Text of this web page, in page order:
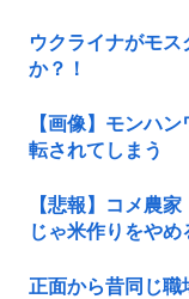
ウクライナがモ
か？！
【画像】モンハ
転されてしまう
【悲報】コメ農
じゃ米作りをや
正面から昔同じ